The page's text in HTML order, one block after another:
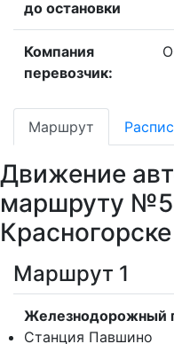
до остановки
Компания
перевозчик:
Маршрут
Движение
маршруту
Красногорске
Маршрут 1
Железнодорожный
Станция Павшино